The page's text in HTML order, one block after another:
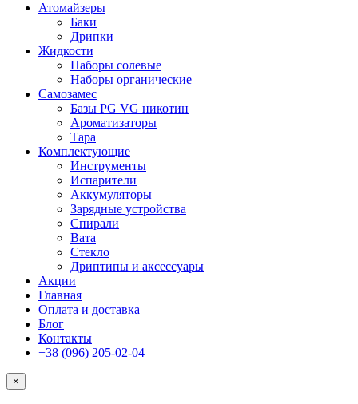
Атомайзеры
Баки
Дрипки
Жидкости
Наборы солевые
Наборы органические
Самозамес
Базы PG VG никотин
Ароматизаторы
Тара
Комплектующие
Инструменты
Испарители
Аккумуляторы
Зарядные устройства
Спирали
Вата
Стекло
Дриптипы и аксессуары
Акции
Главная
Оплата и доставка
Блог
Контакты
+38 (096) 205-02-04
×